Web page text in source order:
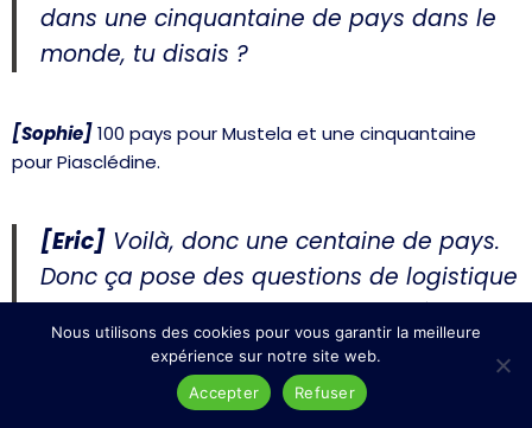
dans une cinquantaine de pays dans le
monde, tu disais ?
[Sophie]100 pays pour Mustela et une cinquantaine
pour Piasclédine.
[Eric] Voilà, donc une centaine de pays.
Donc ça pose des questions de logistique
aussi. Et on sait qu’il y a des matières qui
circulent dans tous les sens sur nos
océans. Est-ce qu’au niveau transport
logistique aussi, vous avez des leviers
Nous utilisons des cookies pour vous garantir la meilleure
expérience sur notre site web.
Accepter
Refuser